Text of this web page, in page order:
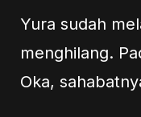
Yura sudah
menghilang.
Oka,